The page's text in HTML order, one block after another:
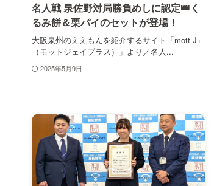
名人戦 泉佐野対局勝負めしに認定👑く
るみ餅＆栗パイのセットが登場！
大阪泉州のええもんを紹介するサイト「mott J+
（モットジェイプラス）」より／名人...
2025年5月9日